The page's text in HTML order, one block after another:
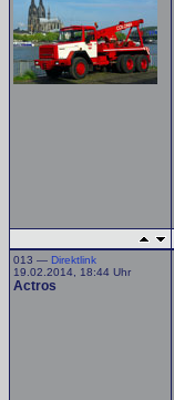
013 — Direktlink
19.02.2014, 18:44 Uhr
Actros